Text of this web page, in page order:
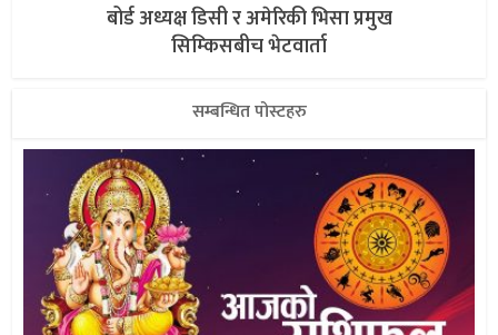
बोर्ड अध्यक्ष डिसी र अमेरिकी भिसा प्रमुख
सिम्किसबीच भेटवार्ता
सम्बन्धित पोस्टहरु